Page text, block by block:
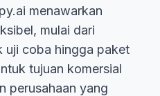
menawarkan
mulai dari
uji coba hingga paket
tujuan komersial
perusahaan yang